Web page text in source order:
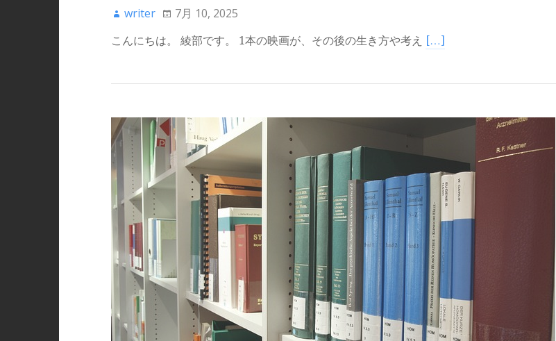
writer 7月 10, 2025
こんにちは。 綾部です。 1本の映画が、その後の生き方や考え […]